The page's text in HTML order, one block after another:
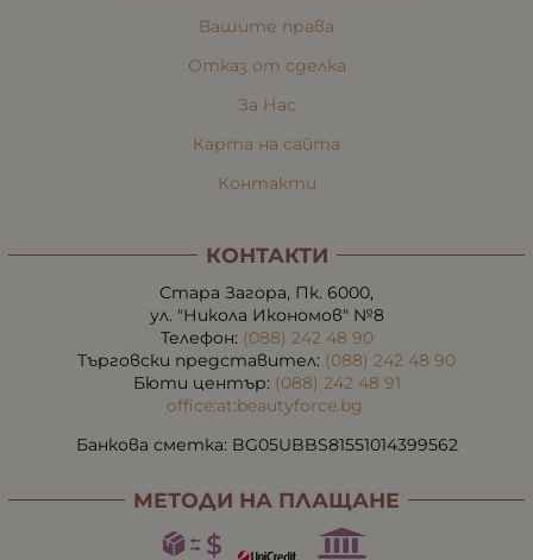
Вашите права
Отказ от сделка
За Нас
Карта на сайта
Контакти
КОНТАКТИ
Стара Загора, Пк. 6000,
ул. "Никола Икономов" №8
Телефон: (088) 242 48 90
Търговски представител: (088) 242 48 90
Бюти център: (088) 242 48 91
office:at:beautyforce.bg
Банкова сметка: BG05UBBS81551014399562
МЕТОДИ НА ПЛАЩАНЕ